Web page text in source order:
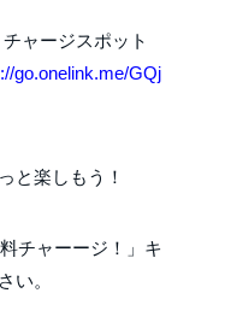
ャージスポット
go.onelink.me/GQj
と楽しもう！
チャーージ！」キ
い。